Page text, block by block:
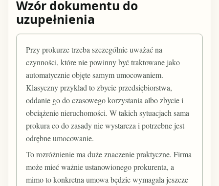
Wzór dokumentu do
uzupełnienia
Przy prokurze trzeba szczególnie uważać na
czynności, które nie powinny być traktowane jako
automatycznie objęte samym umocowaniem.
Klasyczny przykład to zbycie przedsiębiorstwa,
oddanie go do czasowego korzystania albo zbycie i
obciążenie nieruchomości. W takich sytuacjach sama
prokura co do zasady nie wystarcza i potrzebne jest
odrębne umocowanie.
To rozróżnienie ma duże znaczenie praktyczne. Firma
może mieć ważnie ustanowionego prokurenta, a
mimo to konkretna umowa będzie wymagała jeszcze